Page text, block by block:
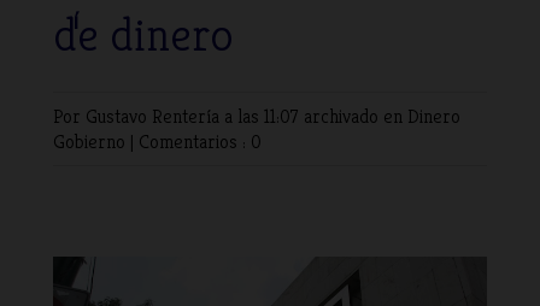
í
de dinero
Por Gustavo Rentería a las 11:07 archivado en Dinero
Gobierno | Comentarios : 0